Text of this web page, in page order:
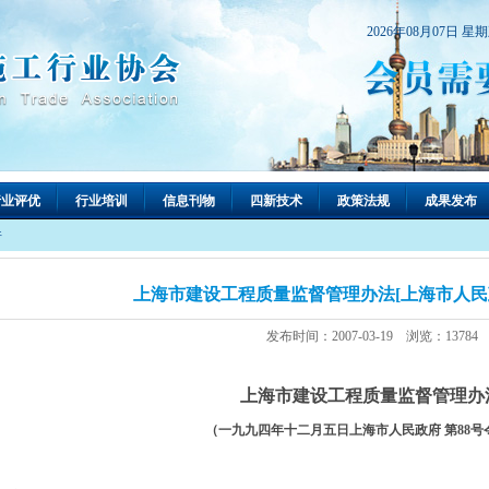
2026年08月07日 星
评优 行业培训 信息刊物 四新技术 政策法规 成果发布
上海市建设工程质量监督管理办法[上海市人
发布时间：2007-03-19 浏览：13784
上海市建设工程质量监督管理办
（一九九四年十二月五日上海市人民政府 第88号